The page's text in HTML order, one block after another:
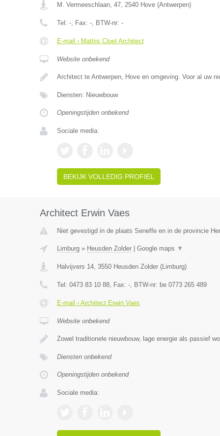
M. Vermeeschlaan, 47, 2540 Hove(Antwerpen)
Tel: -, Fax: -, BTW-nr: -
E-mail › Mattijs Cloet Architect
Website onbekend
Architect te Antwerpen, Hove en omgeving. Voor al uw
Diensten: Nieuwbouw
Openingstijden onbekend
Sociale media:
BEKIJK VOLLEDIG PROFIEL
Architect Erwin Vaes
Niet gevestigd in de plaats Seneffe en in de provincie
Limburg» Heusden Zolder| Google maps ▼
Halvijvers 14, 3550 Heusden Zolder(Limburg)
Tel: 0473 83 10 88, Fax: -, BTW-nr: be 0773 265 489
E-mail › Architect Erwin Vaes
Website onbekend
Zowel traditionele nieuwbouw, lage energie als passief
Diensten onbekend
Openingstijden onbekend
Sociale media: